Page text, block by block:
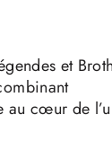
et
au cœur de